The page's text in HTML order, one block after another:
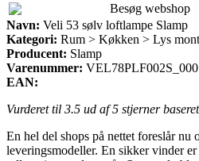
Besøg webshop
Navn: Veli 53 sølv loftlampe Slamp
Kategori: Rum > Køkken > Lys
Producent: Slamp
Varenummer: VEL78PLF002S_000
EAN:
Vurderet til 3.5 ud af 5 stjerner
En hel del shops på nettet foreslår nu
leveringsmodeller. En sikker vinder